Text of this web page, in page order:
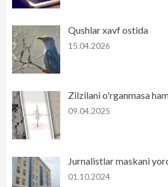
Qushlar xavf ostida
15.04.2026
Zilzilani o'rganmasa
09.04.2025
Jurnalistlar maskani
01.10.2024